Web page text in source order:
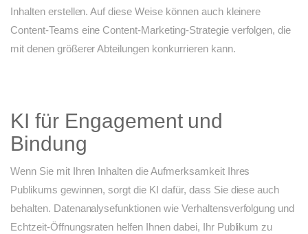
Inhalten erstellen. Auf diese Weise können auch kleinere
Content-Teams eine Content-Marketing-Strategie verfolgen, die
mit denen größerer Abteilungen konkurrieren kann.
KI für Engagement und
Bindung
Wenn Sie mit Ihren Inhalten die Aufmerksamkeit Ihres
Publikums gewinnen, sorgt die KI dafür, dass Sie diese auch
behalten. Datenanalysefunktionen wie Verhaltensverfolgung und
Echtzeit-Öffnungsraten helfen Ihnen dabei, Ihr Publikum zu